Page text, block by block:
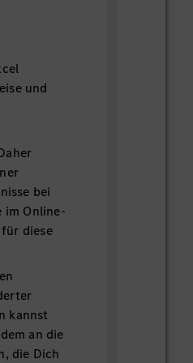
und
bei
im Online-
diese
kannst
an die
die Dich